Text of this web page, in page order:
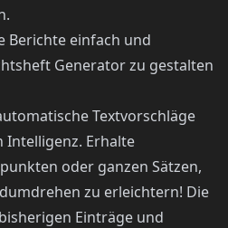
Berichte einfach und
Generator zu gestalten
Textvorschläge
Intelligenz. Erhalte
oder ganzen Sätzen,
zu erleichtern! Die
Einträge und